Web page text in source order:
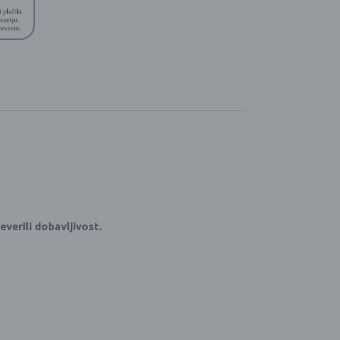
dobavljivost.